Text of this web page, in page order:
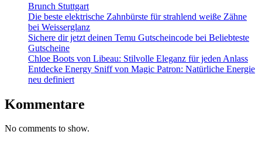
Brunch Stuttgart
Die beste elektrische Zahnbürste für strahlend weiße Zähne
bei Weisserglanz
Sichere dir jetzt deinen Temu Gutscheincode bei Beliebteste
Gutscheine
Chloe Boots von Libeau: Stilvolle Eleganz für jeden Anlass
Entdecke Energy Sniff von Magic Patron: Natürliche Energie
neu definiert
Kommentare
No comments to show.